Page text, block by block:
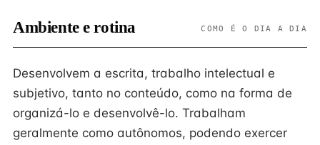
Ambiente e rotina COMO É O DIA A DIA
Desenvolvem a escrita, trabalho intelectual e
subjetivo, tanto no conteúdo, como na forma de
organizá-lo e desenvolvê-lo. Trabalham
geralmente como autônomos, podendo exercer